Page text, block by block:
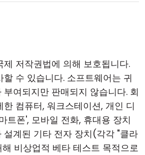
제 저작권법에 의해 보호됩니다.
수 있습니다. 소프트웨어는 귀
여되지만 판매되지 않습니다. 회
컴퓨터, 워크스테이션, 개인 디
트폰', 모바일 전화, 휴대용 장치
설계된 기타 전자 장치(각각 "클라
비상업적 베타 테스트 목적으로